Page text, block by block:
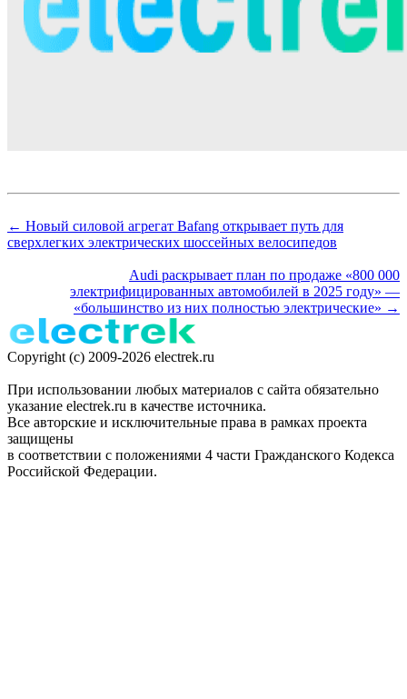
← Новый силовой агрегат Bafang открывает путь для
сверхлегких электрических шоссейных велосипедов
Audi раскрывает план по продаже «800 000
электрифицированных автомобилей в 2025 году» —
«большинство из них полностью электрические» →
Copyright (c) 2009-2026 electrek.ru
При использовании любых материалов с сайта обязательно
указание electrek.ru в качестве источника.
Все авторские и исключительные права в рамках проекта
защищены
в соответствии с положениями 4 части Гражданского Кодекса
Российской Федерации.